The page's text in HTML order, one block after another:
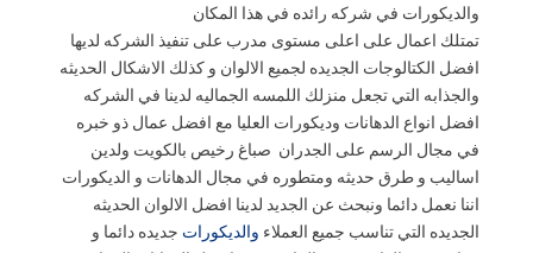
والديكورات في شركه رائده في هذا المكان
تمتلك اعمال على اعلى مستوى مدرب على تنفيذ الشركه لديها
افضل الكتالوجات الجديده لجميع الالوان و كذلك الاشكال الحديثه
والجذابه التي تجعل منزلك اللمسه الجماليه لدينا في الشركه
افضل انواع الدهانات وديكورات العليا مع افضل عمال ذو خبره
في مجال الرسم على الجدران صباغ رخيص بالكويت ولدين
اساليب و طرق حديثه ومتطوره في مجال الدهانات و الديكورات
اننا نعمل دائما ونبحث عن الجديد لدينا افضل الالوان الحديثه
الجديده التي تناسب جميع العملاء والديكورات جديده دائما و